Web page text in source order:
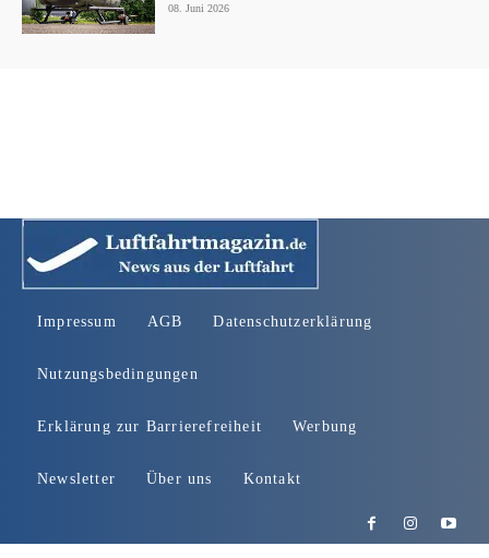
08. Juni 2026
Impressum AGB Datenschutzerklärung
Nutzungsbedingungen
Erklärung zur Barrierefreiheit Werbung
Newsletter Über uns Kontakt